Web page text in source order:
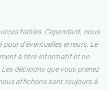
fiables. Cependant, nous
d'éventuelles erreurs. Le
à titre informatif et ne
décisions que vous prenez
affichons sont toujours à